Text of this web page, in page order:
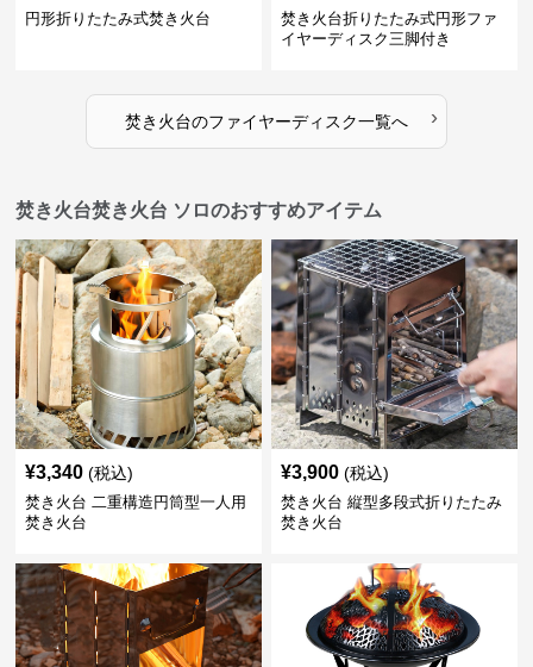
円形折りたたみ式焚き火台
焚き火台折りたたみ式円形ファ
イヤーディスク三脚付き
焚き火台のファイヤーディスク一覧へ ›
焚き火台焚き火台 ソロのおすすめアイテム
¥3,340 (税込)
焚き火台 二重構造円筒型一人用
焚き火台
¥3,900 (税込)
焚き火台 縦型多段式折りたたみ
焚き火台